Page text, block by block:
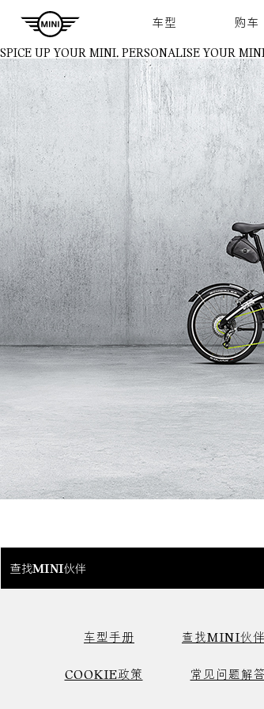
车型 购车
SPICE UP YOUR MINI. PERSONALISE YOUR
查找MINI伙伴
车型手册 查找MINI伙伴
COOKIE政策 常见问题解答